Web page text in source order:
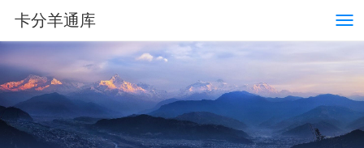
卡分羊通库